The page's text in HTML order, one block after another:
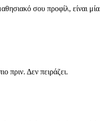
σου προφίλ, είναι
πριν. Δεν πειράζει.